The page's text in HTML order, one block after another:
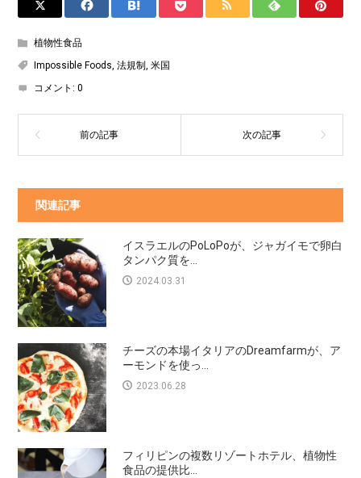
植物性食品
Impossible Foods,法規制,米国
コメント:0
関連記事
イスラエルのPoLoPoが、ジャガイモで卵白
タンパク質を...
2024.03.31
チーズの本場イタリアのDreamfarmが、ア
ーモンドを使っ...
2023.06.28
フィリピンの複数リゾートホテル、植物性
食品の提供比...